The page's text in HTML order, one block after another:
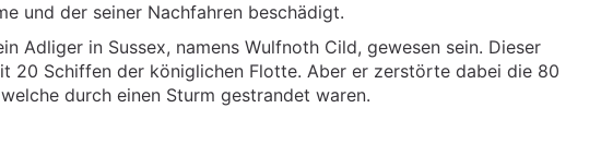
und der seiner Nachfahren beschädigt.
Adliger in Sussex, namens Wulfnoth Cild, gewesen sein. Dieser
20 Schiffen der königlichen Flotte. Aber er zerstörte dabei die 80
durch einen Sturm gestrandet waren.